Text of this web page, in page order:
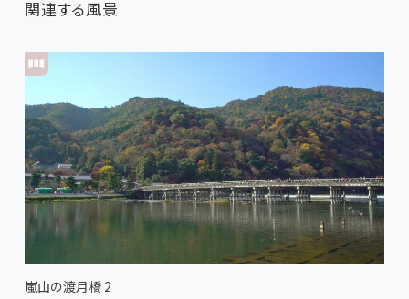
関連する風景
嵐山の渡月橋 2